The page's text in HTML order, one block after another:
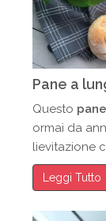
Pane a
Questo
ormai da
lievitazione
Leggi Tutto